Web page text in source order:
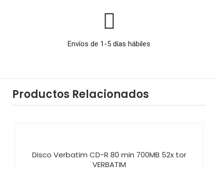
Envíos de 1-5 días hábiles
Productos Relacionados
Disco Verbatim CD-R 80 min 700MB 52x tor
VERBATIM